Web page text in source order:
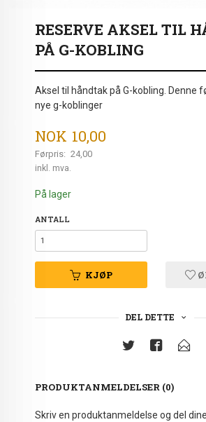
RESERVE AKSEL TIL
PÅ G-KOBLING
Aksel til håndtak på G-kobling. Denne
nye g-koblinger
Tilbud
NOK 10,00
Førpris: 24,00
Rabatt
inkl. mva.
På lager
ANTALL
KJØP
DEL DETTE
PRODUKTANMELDELSER (0)
Skriv en produktanmeldelse og del